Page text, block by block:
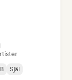
Själ